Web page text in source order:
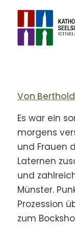
Von
Es war ein
morgens
und Frauen
Laternen
und
Münster.
Prozession
zum